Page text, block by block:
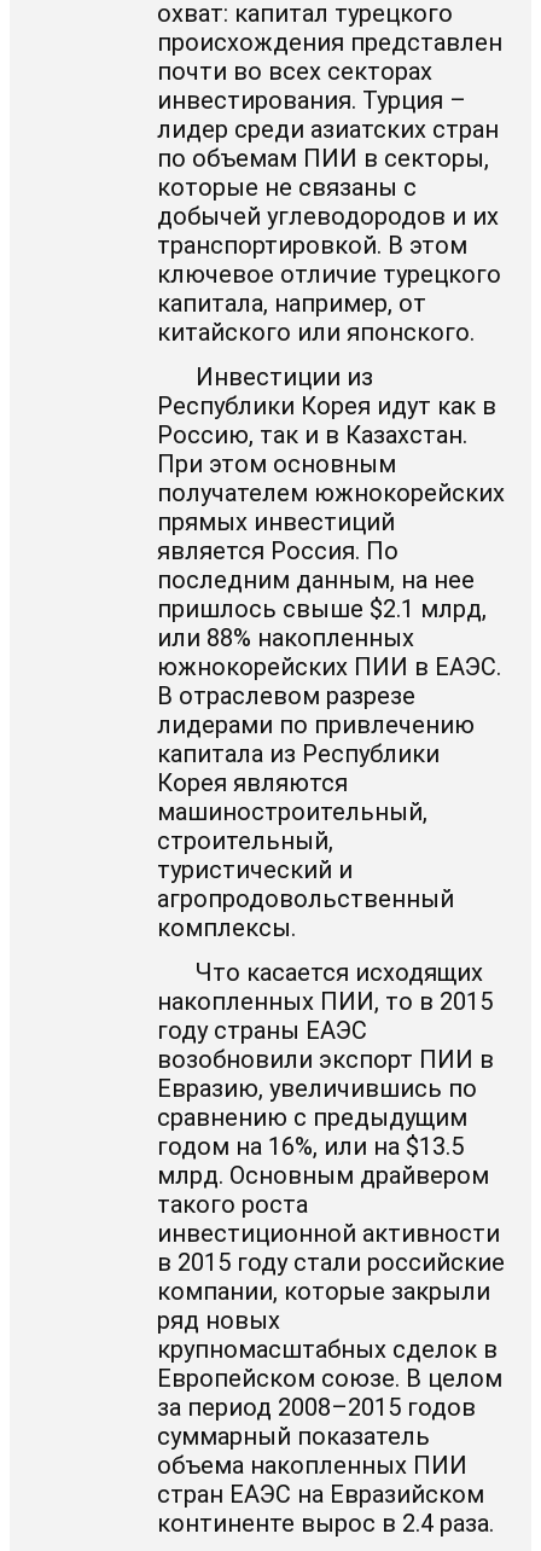
охват: капитал турецкого
происхождения представлен
почти во всех секторах
инвестирования. Турция –
лидер среди азиатских стран
по объемам ПИИ в секторы,
которые не связаны с
добычей углеводородов и их
транспортировкой. В этом
ключевое отличие турецкого
капитала, например, от
китайского или японского.
Инвестиции из
Республики Корея идут как в
Россию, так и в Казахстан.
При этом основным
получателем южнокорейских
прямых инвестиций
является Россия. По
последним данным, на нее
пришлось свыше $2.1 млрд,
или 88% накопленных
южнокорейских ПИИ в ЕАЭС.
В отраслевом разрезе
лидерами по привлечению
капитала из Республики
Корея являются
машиностроительный,
строительный,
туристический и
агропродовольственный
комплексы.
Что касается исходящих
накопленных ПИИ, то в 2015
году страны ЕАЭС
возобновили экспорт ПИИ в
Евразию, увеличившись по
сравнению с предыдущим
годом на 16%, или на $13.5
млрд. Основным драйвером
такого роста
инвестиционной активности
в 2015 году стали российские
компании, которые закрыли
ряд новых
крупномасштабных сделок в
Европейском союзе. В целом
за период 2008–2015 годов
суммарный показатель
объема накопленных ПИИ
стран ЕАЭС на Евразийском
континенте вырос в 2.4 раза.